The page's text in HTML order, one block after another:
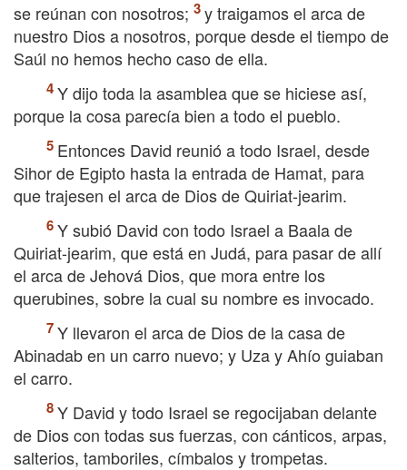
se reúnan con nosotros;
y traigamos el arca de
nuestro Dios a nosotros, porque desde el tiempo de
Saúl no hemos hecho caso de ella.
Y dijo toda la asamblea que se hiciese así,
porque la cosa parecía bien a todo el pueblo.
Entonces David reunió a todo Israel, desde
Sihor de Egipto hasta la entrada de Hamat, para
que trajesen el arca de Dios de Quiriat-jearim.
Y subió David con todo Israel a Baala de
Quiriat-jearim, que está en Judá, para pasar de allí
el arca de Jehová Dios, que mora entre los
querubines, sobre la cual su nombre es invocado.
Y llevaron el arca de Dios de la casa de
Abinadab en un carro nuevo; y Uza y Ahío guiaban
el carro.
Y David y todo Israel se regocijaban delante
de Dios con todas sus fuerzas, con cánticos, arpas,
salterios, tamboriles, címbalos y trompetas.